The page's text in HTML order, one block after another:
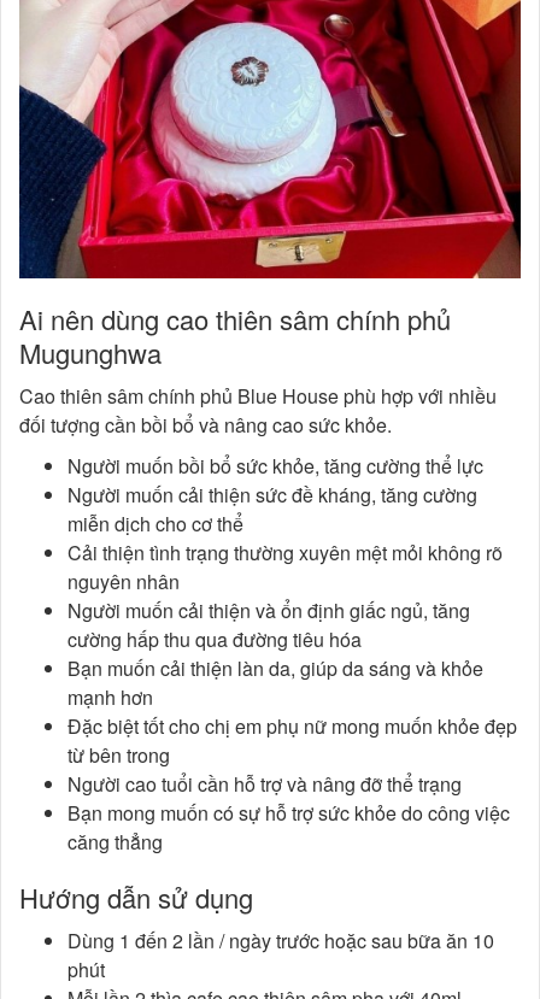
Ai nên dùng cao thiên sâm chính phủ
Mugunghwa
Cao thiên sâm chính phủ Blue House phù hợp với nhiều
đối tượng cần bồi bổ và nâng cao sức khỏe.
Người muốn bồi bổ sức khỏe, tăng cường thể lực
Người muốn cải thiện sức đề kháng, tăng cường
miễn dịch cho cơ thể
Cải thiện tình trạng thường xuyên mệt mỏi không rõ
nguyên nhân
Người muốn cải thiện và ổn định giấc ngủ, tăng
cường hấp thu qua đường tiêu hóa
Bạn muốn cải thiện làn da, giúp da sáng và khỏe
mạnh hơn
Đặc biệt tốt cho chị em phụ nữ mong muốn khỏe đẹp
từ bên trong
Người cao tuổi cần hỗ trợ và nâng đỡ thể trạng
Bạn mong muốn có sự hỗ trợ sức khỏe do công việc
căng thẳng
Hướng dẫn sử dụng
Dùng 1 đến 2 lần / ngày trước hoặc sau bữa ăn 10
phút